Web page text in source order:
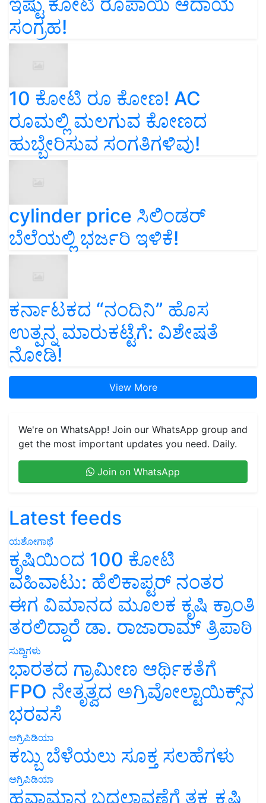
ಸಂಗ್ರಹ!
10 ಕೋಟಿ ರೂ ಕೋಣ! AC
ರೂಮಲ್ಲಿ ಮಲಗುವ ಕೋಣದ
ಹುಬ್ಬೇರಿಸುವ ಸಂಗತಿಗಳಿವು!
cylinder price ಸಿಲಿಂಡರ್‌
ಬೆಲೆಯಲ್ಲಿ ಭರ್ಜರಿ ಇಳಿಕೆ!
ಕರ್ನಾಟಕದ “ನಂದಿನಿ” ಹೊಸ
ಉತ್ಪನ್ನ ಮಾರುಕಟ್ಟೆಗೆ: ವಿಶೇಷತೆ
ನೋಡಿ!
View More
We're on WhatsApp! Join our WhatsApp group and
get the most important updates you need. Daily.
Join on WhatsApp
Latest feeds
ಯಶೋಗಾಥೆ
ಕೃಷಿಯಿಂದ 100 ಕೋಟಿ
ವಹಿವಾಟು: ಹೆಲಿಕಾಪ್ಟರ್ ನಂತರ
ಈಗ ವಿಮಾನದ ಮೂಲಕ ಕೃಷಿ ಕ್ರಾಂತಿ
ತರಲಿದ್ದಾರೆ ಡಾ. ರಾಜಾರಾಮ್ ತ್ರಿಪಾಠಿ
ಸುದ್ದಿಗಳು
ಭಾರತದ ಗ್ರಾಮೀಣ ಆರ್ಥಿಕತೆಗೆ
FPO ನೇತೃತ್ವದ ಅಗ್ರಿವೋಲ್ಟಾಯಿಕ್ಸ್‌ನ
ಭರವಸೆ
ಅಗ್ರಿಪಿಡಿಯಾ
ಕಬ್ಬು ಬೆಳೆಯಲು ಸೂಕ್ತ ಸಲಹೆಗಳು
ಅಗ್ರಿಪಿಡಿಯಾ
ಹವಾಮಾನ ಬದಲಾವಣೆಗೆ ತಕ್ಕ ಕೃಷಿ